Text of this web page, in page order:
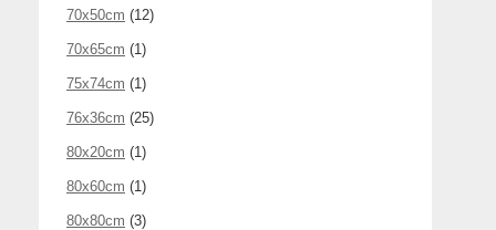
70x50cm (12)
70x65cm (1)
75x74cm (1)
76x36cm (25)
80x20cm (1)
80x60cm (1)
80x80cm (3)